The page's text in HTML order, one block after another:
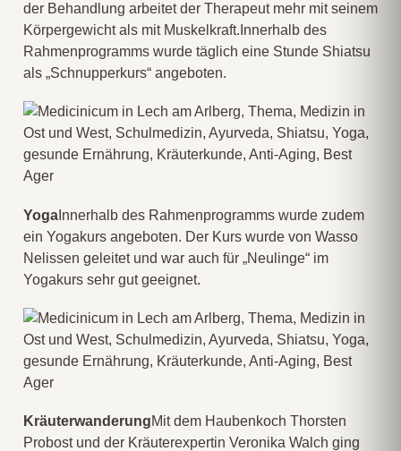
der Behandlung arbeitet der Therapeut mehr mit seinem
Körpergewicht als mit Muskelkraft.Innerhalb des
Rahmenprogramms wurde täglich eine Stunde Shiatsu
als „Schnupperkurs“ angeboten.
Yoga Innerhalb des Rahmenprogramms wurde zudem
ein Yogakurs angeboten. Der Kurs wurde von Wasso
Nelissen geleitet und war auch für „Neulinge“ im
Yogakurs sehr gut geeignet.
KräuterwanderungMit dem Haubenkoch Thorsten
Probost und der Kräuterexpertin Veronika Walch ging